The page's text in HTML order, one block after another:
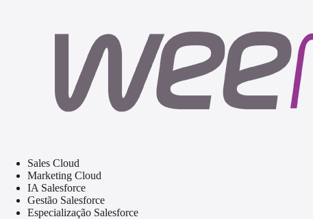
Sales Cloud
Marketing Cloud
IA Salesforce
Gestão Salesforce
Especialização Salesforce